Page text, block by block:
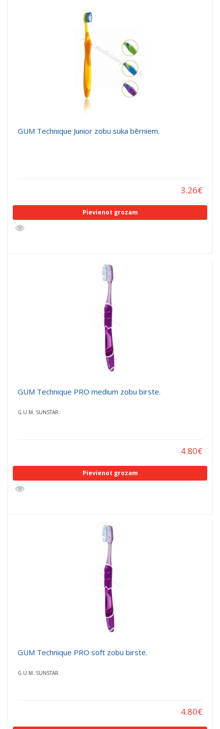
GUM Technique Junior zobu suka bērniem.
3.26€
Pievienot grozam
GUM Technique PRO medium zobu birste.
G.U.M. SUNSTAR
4.80€
Pievienot grozam
GUM Technique PRO soft zobu birste.
G.U.M. SUNSTAR
4.80€